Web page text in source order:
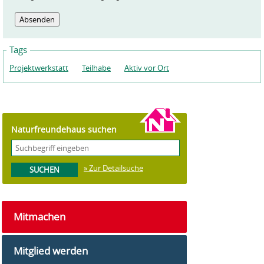
Tags
Projektwerkstatt Teilhabe Aktiv vor Ort
Naturfreundehaus suchen
» Zur Detailsuche
Mitmachen
Mitglied werden